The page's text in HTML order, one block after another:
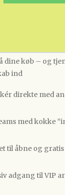
dine køb – og
ind
direkte med
med kokke
til åbne og
adgang til VIP